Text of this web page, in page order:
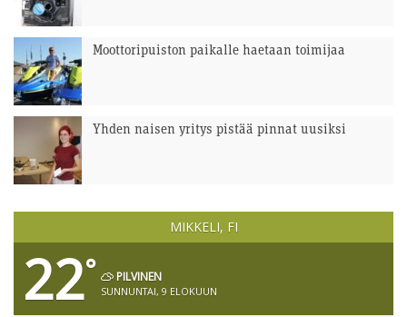
Moottoripuiston paikalle haetaan toimijaa
Yhden naisen yritys pistää pinnat uusiksi
MIKKELI, FI
22° PILVINEN
SUNNUNTAI, 9 ELOKUUN